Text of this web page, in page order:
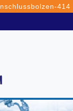
414